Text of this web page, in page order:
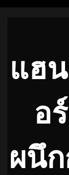
แฮ
อ
ผนึ